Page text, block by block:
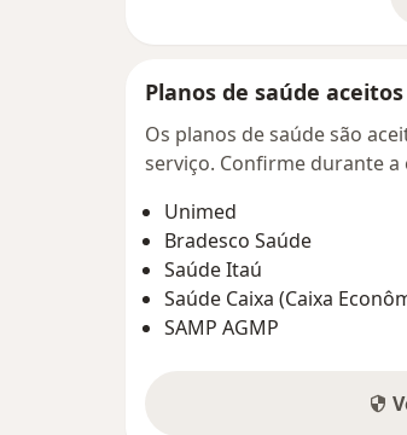
Planos de saúde aceitos
Os planos de saúde são
serviço. Confirme durante
Unimed
Bradesco Saúde
Saúde Itaú
Saúde Caixa (Caixa
SAMP AGMP